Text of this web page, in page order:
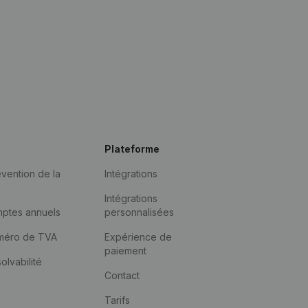
de la
annuels
de TVA
Plateforme
Intégrations
Intégrations
personnalisées
Expérience de
paiement
Contact
Tarifs